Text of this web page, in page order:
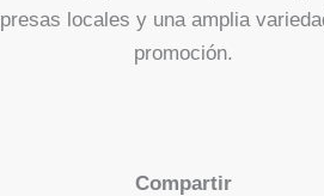
locales y una amplia
promoción.
Compartir